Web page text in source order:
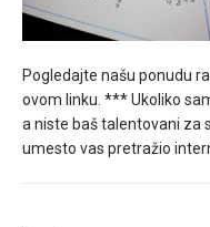
Pogledajte našu ponudu
ovom linku. *** Ukoliko
a niste baš talentovani za
umesto vas pretražio